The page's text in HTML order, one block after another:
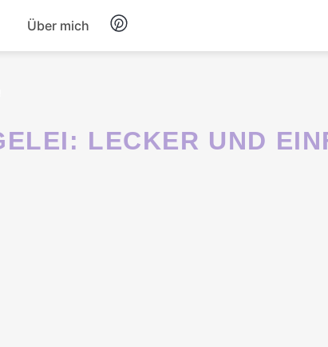
Über mich